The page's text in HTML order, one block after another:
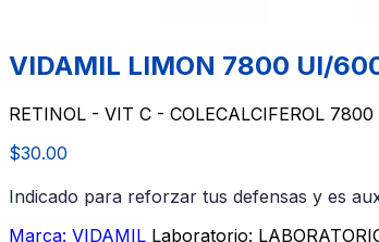
VIDAMIL LIMON 7800 UI/
RETINOL - VIT C - COLECALCIFEROL
$30.00
Indicado para reforzar tus defensas y es
Marca: VIDAMIL Laboratorio: